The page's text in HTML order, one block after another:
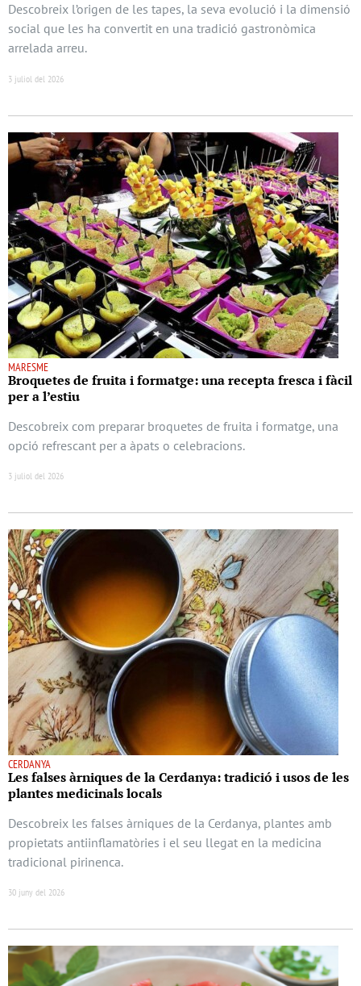
Descobreix l’origen de les tapes, la seva evolució i la dimensió
social que les ha convertit en una tradició gastronòmica
arrelada arreu.
3 juliol del 2026
MARESME
Broquetes de fruita i formatge: una recepta fresca i fàcil
per a l’estiu
Descobreix com preparar broquetes de fruita i formatge, una
opció refrescant per a àpats o celebracions.
3 juliol del 2026
CERDANYA
Les falses àrniques de la Cerdanya: tradició i usos de les
plantes medicinals locals
Descobreix les falses àrniques de la Cerdanya, plantes amb
propietats antiinflamatòries i el seu llegat en la medicina
tradicional pirinenca.
30 juny del 2026